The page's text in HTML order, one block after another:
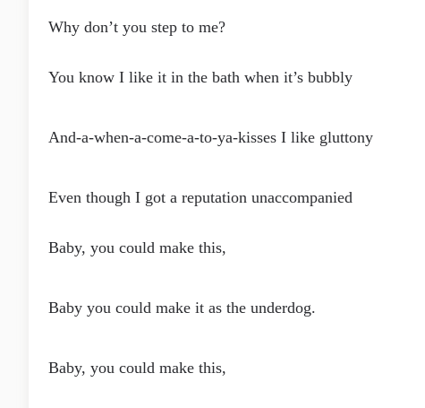
Why don’t you step to me?
You know I like it in the bath when it’s bubbly
And-a-when-a-come-a-to-ya-kisses I like gluttony
Even though I got a reputation unaccompanied
Baby, you could make this,
Baby you could make it as the underdog.
Baby, you could make this,